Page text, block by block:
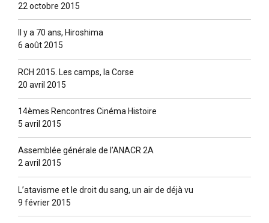
22 octobre 2015
Il y a 70 ans, Hiroshima
6 août 2015
RCH 2015. Les camps, la Corse
20 avril 2015
14èmes Rencontres Cinéma Histoire
5 avril 2015
Assemblée générale de l’ANACR 2A
2 avril 2015
L’atavisme et le droit du sang, un air de déjà vu
9 février 2015